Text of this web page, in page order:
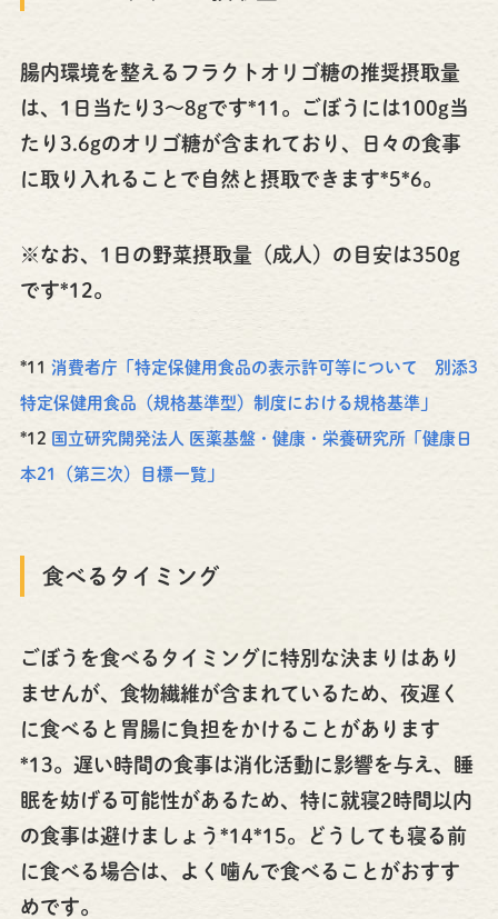
腸内環境を整えるフラクトオリゴ糖の推奨摂取量
は、1日当たり3〜8gです*11。ごぼうには100g当
たり3.6gのオリゴ糖が含まれており、日々の食事
に取り入れることで自然と摂取できます*5*6。
※なお、1日の野菜摂取量（成人）の目安は350g
です*12。
*11 消費者庁「特定保健用食品の表示許可等について 別添3
特定保健用食品（規格基準型）制度における規格基準」
*12 国立研究開発法人 医薬基盤・健康・栄養研究所「健康日
本21（第三次）目標一覧」
食べるタイミング
ごぼうを食べるタイミングに特別な決まりはあり
ませんが、食物繊維が含まれているため、夜遅く
に食べると胃腸に負担をかけることがあります
*13。遅い時間の食事は消化活動に影響を与え、睡
眠を妨げる可能性があるため、特に就寝2時間以内
の食事は避けましょう*14*15。どうしても寝る前
に食べる場合は、よく噛んで食べることがおすす
めです。